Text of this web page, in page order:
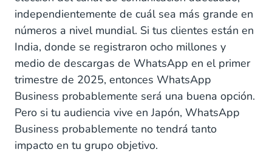
independientemente de cuál sea más grande en
números a nivel mundial. Si tus clientes están en
India, donde se registraron ocho millones y
medio de descargas de WhatsApp en el primer
trimestre de 2025, entonces WhatsApp
Business probablemente será una buena opción.
Pero si tu audiencia vive en Japón, WhatsApp
Business probablemente no tendrá tanto
impacto en tu grupo objetivo.